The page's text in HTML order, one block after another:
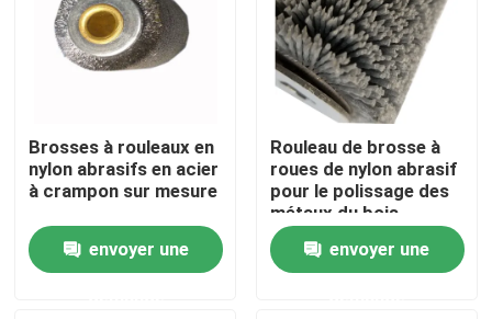
Contrôle de la qualité
Demande de soumission
Bande de pinceau industrielle
Brosses à rouleaux en
nylon abrasifs en acier
à crampon sur mesure
envoyer une
Rouleau de brosse à
roues de nylon abrasif
pour le polissage des
métaux du bois
envoyer une